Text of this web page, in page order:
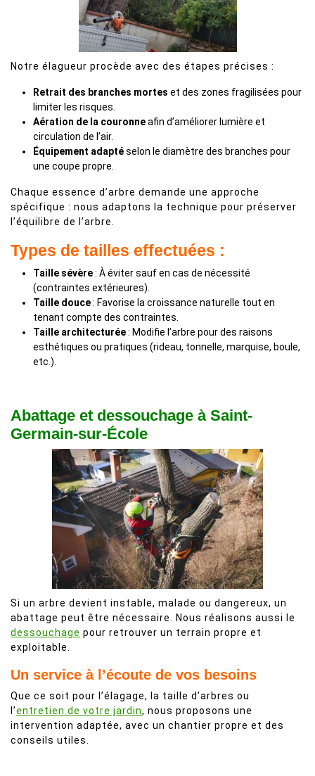
Notre élagueur procède avec des étapes précises :
Retrait des branches mortes et des zones fragilisées pour
limiter les risques.
Aération de la couronneafin d’améliorer lumière et
circulation de l’air.
Équipement adaptéselon le diamètre des branches pour
une coupe propre.
Chaque essence d’arbre demande une approche
spécifique : nous adaptons la technique pour préserver
l’équilibre de l’arbre.
Types de tailles effectuées :
Taille sévère: À éviter sauf en cas de nécessité
(contraintes extérieures).
Taille douce: Favorise la croissance naturelle tout en
tenant compte des contraintes.
Taille architecturée: Modifie l’arbre pour des raisons
esthétiques ou pratiques (rideau, tonnelle, marquise, boule,
etc.).
Abattage et dessouchage à Saint-
Germain-sur-École
Si un arbre devient instable, malade ou dangereux, un
abattage peut être nécessaire. Nous réalisons aussi le
dessouchage pour retrouver un terrain propre et
exploitable.
Un service à l’écoute de vos besoins
Que ce soit pour l’élagage, la taille d’arbres ou
l’entretien de votre jardin, nous proposons une
intervention adaptée, avec un chantier propre et des
conseils utiles.